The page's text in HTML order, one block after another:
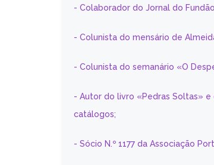
- Colaborador do Jornal do
- Colunista do mensário de
- Colunista do semanário «O
- Autor do livro «Pedras Soltas»
catálogos;
- Sócio N.º 1177 da Associação